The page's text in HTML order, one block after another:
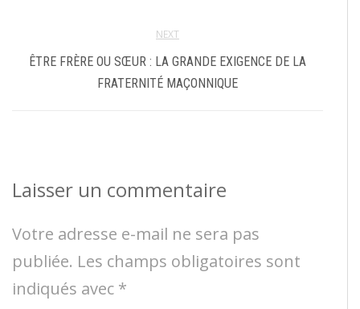
NEXT
ÊTRE FRÈRE OU SŒUR : LA GRANDE EXIGENCE DE LA
FRATERNITÉ MAÇONNIQUE
Laisser un commentaire
Votre adresse e-mail ne sera pas
publiée. Les champs obligatoires sont
indiqués avec *